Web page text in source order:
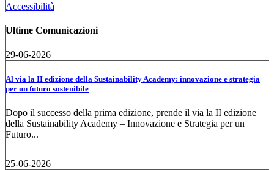
Accessibilità
Ultime Comunicazioni
29-06-2026
Al via la II edizione della Sustainability Academy: innovazione e strategia
per un futuro sostenibile
Dopo il successo della prima edizione, prende il via la II edizione
della Sustainability Academy – Innovazione e Strategia per un
Futuro...
25-06-2026